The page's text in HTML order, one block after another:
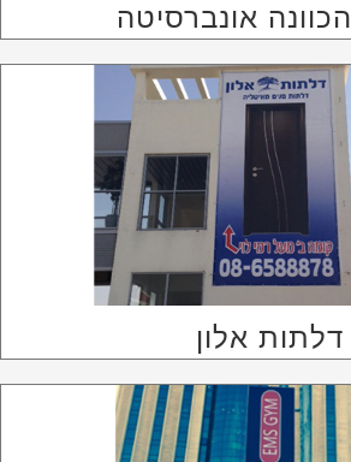
אונברסיטה
דלתות אלון